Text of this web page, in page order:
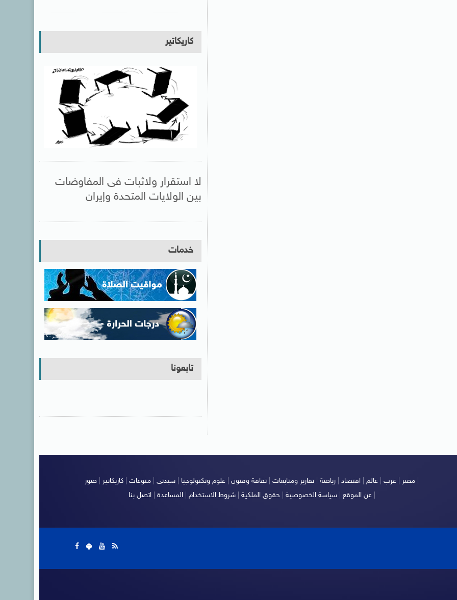
كاريكاتير
لا استقرار ولاثبات فى المفاوضات
بين الولايات المتحدة وإيران
خدمات
تابعونا
مصر عرب عالم اقتصاد رياضة |تقارير ومتابعات |ثقافة وفنون علوم وتكنولوجيا سيدتى منوعات كاريكاتير صور
عن الموقع |سياسة الخصوصية حقوق الملكية |شروط الاستخدام |المساعدة |اتصل بنا |